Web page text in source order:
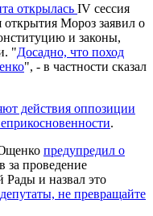
открылась IV сессия
Мороз заявил о
и законы,
"Досадно, что поход
", - в частности сказал
действия оппозиции
.
предупредил о
за проведение
Рады и назвал это
не превращайте